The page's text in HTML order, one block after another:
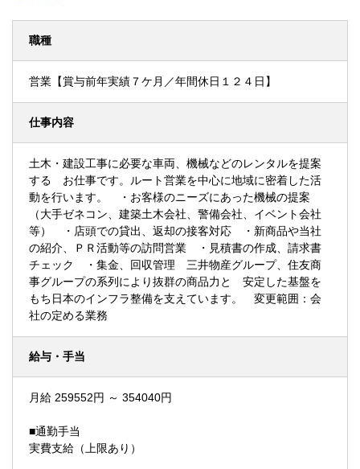
職種
営業【賞与前年実績７ケ月／年間休日１２４日】
仕事内容
土木・建設工事に必要な車両、機械などのレンタルを提案
する お仕事です。ルート営業を中心に地域に密着した活
動を行います。 ・お客様のニーズにあった機械の提案
（大手ゼネコン、建築土木会社、警備会社、イベント会社
等） ・店頭での貸出、返却の接客対応 ・新商品や当社
の紹介、ＰＲ活動等の訪問営業 ・見積書の作成、請求書
チェック ・集金、回収管理 三井物産グループ、住友商
事グループの系列により抜群の商品力と 安定した基盤を
もち日本のインフラ整備を支えています。 変更範囲：会
社の定める業務
給与・手当
月給 259552円 ～ 354040円
■通勤手当
実費支給（上限あり）